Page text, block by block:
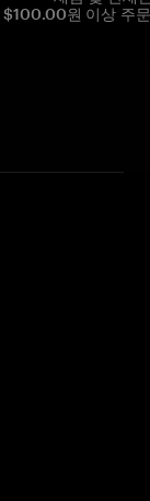
$100.00원 이상 주